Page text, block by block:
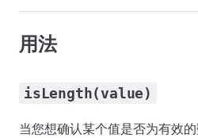
用法
isLength(value)
当您想确认某个值是否为有效